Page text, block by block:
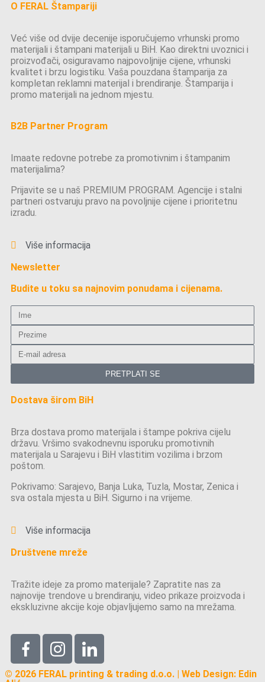
O FERAL Štampariji
Već više od dvije decenije isporučujemo vrhunski promo
materijali i štampani materijali u BiH. Kao direktni uvoznici i
proizvođači, osiguravamo najpovoljnije cijene, vrhunski
kvalitet i brzu logistiku. Vaša pouzdana štamparija za
kompletan reklamni materijal i brendiranje. Štamparija i
promo materijali na jednom mjestu.
B2B Partner Program
Imaate redovne potrebe za promotivnim i štampanim
materijalima?
Prijavite se u naš PREMIUM PROGRAM. Agencije i stalni
partneri ostvaruju pravo na povoljnije cijene i prioritetnu
izradu.
Više informacija
Newsletter
Budite u toku sa najnovim ponudama i cijenama.
PRETPLATI SE
Dostava širom BiH
Brza dostava promo materijala i štampe pokriva cijelu
državu. Vršimo svakodnevnu isporuku promotivnih
materijala u Sarajevu i BiH vlastitim vozilima i brzom
poštom.
Pokrivamo: Sarajevo, Banja Luka, Tuzla, Mostar, Zenica i
sva ostala mjesta u BiH. Sigurno i na vrijeme.
Više informacija
Društvene mreže
Tražite ideje za promo materijale? Zapratite nas za
najnovije trendove u brendiranju, video prikaze proizvoda i
ekskluzivne akcije koje objavljujemo samo na mrežama.
© 2026 FERAL printing & trading d.o.o. | Web Design: Edin